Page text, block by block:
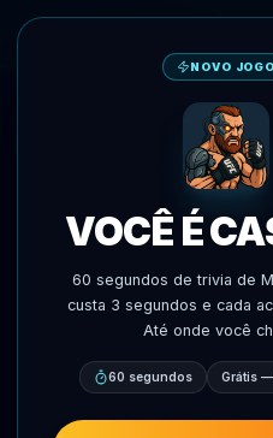
Previsoes IA Blitz
NOVO JOGO
VOCÊ É
60 segundos de trivia de
custa 3 segundos e cada
Até onde você
60 segundos Grátis